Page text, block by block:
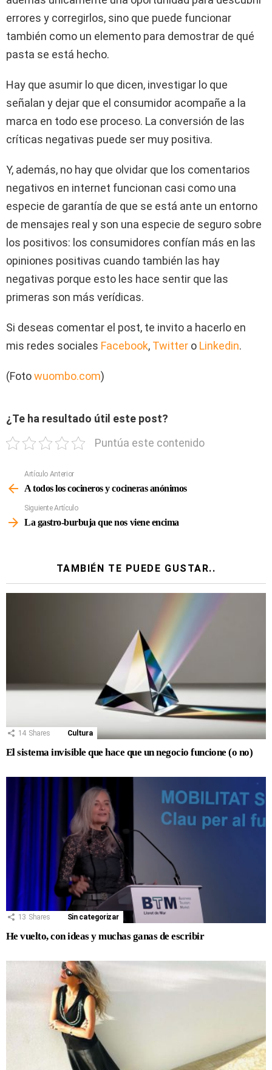
errores y corregirlos, sino que puede funcionar
también como un elemento para demostrar de qué
pasta se está hecho.
Hay que asumir lo que dicen, investigar lo que
señalan y dejar que el consumidor acompañe a la
marca en todo ese proceso. La conversión de las
críticas negativas puede ser muy positiva.
Y, además, no hay que olvidar que los comentarios
negativos en internet funcionan casi como una
especie de garantía de que se está ante un entorno
de mensajes real y son una especie de seguro sobre
los positivos: los consumidores confían más en las
opiniones positivas cuando también las hay
negativas porque esto les hace sentir que las
primeras son más verídicas.
Si deseas comentar el post, te invito a hacerlo en
mis redes sociales Facebook, Twitter o Linkedin.
(Fotowuombo.com)
¿Te ha resultado útil este post?
Puntúa este contenido
Más
Artículo Anterior
A todos los cocineros y cocineras anónimos
Siguiente Artículo
La gastro-burbuja que nos viene encima
TAMBIÉN TE PUEDE GUSTAR..
14 Shares Cultura
El sistema invisible que hace que un negocio funcione (o no)
13 Shares Sin categorizar
He vuelto, con ideas y muchas ganas de escribir